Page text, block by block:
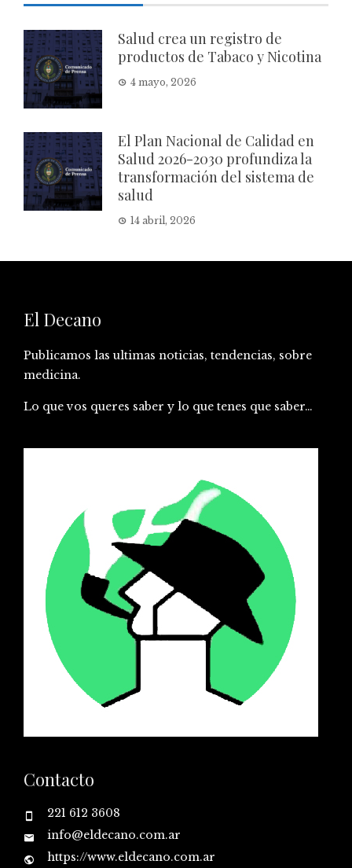
Salud crea un registro de
productos de Tabaco y Nicotina
4 mayo, 2026
El Plan Nacional de Calidad en
Salud 2026-2030 profundiza la
transformación del sistema de
salud
14 abril, 2026
El Decano
Publicamos las ultimas noticias, tendencias, sobre
medicina.
Lo que vos queres saber y lo que tenes que saber…
Contacto
221 612 3608
info@eldecano.com.ar
https://www.eldecano.com.ar